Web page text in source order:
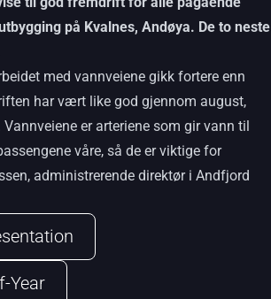
på Kvalnes, Andøya. De to neste
med vannveiene gikk fortere enn
har vært like god gjennom august,
er arteriene som gir vann til
våre, så de er viktige for
administrerende direktør i Andfjord
Year